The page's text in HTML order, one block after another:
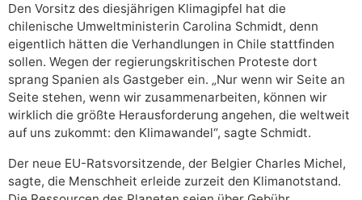
Den Vorsitz des diesjährigen Klimagipfel hat die
chilenische Umweltministerin Carolina Schmidt, denn
eigentlich hätten die Verhandlungen in Chile stattfinden
sollen. Wegen der regierungskritischen Proteste dort
sprang Spanien als Gastgeber ein. „Nur wenn wir Seite an
Seite stehen, wenn wir zusammenarbeiten, können wir
wirklich die größte Herausforderung angehen, die weltweit
auf uns zukommt: den Klimawandel“, sagte Schmidt.
Der neue EU-Ratsvorsitzende, der Belgier Charles Michel,
sagte, die Menschheit erleide zurzeit den Klimanotstand.